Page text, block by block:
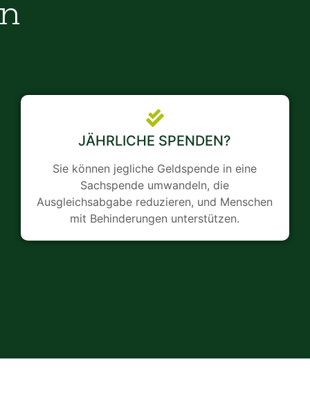
JÄHRLICHE SPENDEN?
Sie können jegliche Geldspende in eine
Sachspende umwandeln, die
Ausgleichsabgabe reduzieren, und Menschen
mit Behinderungen unterstützen.